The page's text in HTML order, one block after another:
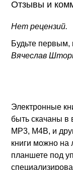
Отзывы и
Нет рецензий.
Будьте первым,
Вячеслав
Электронные
быть скачаны в
MP3, M4B, и
книги можно на
планшете под